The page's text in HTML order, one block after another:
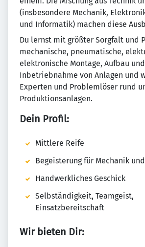
(insbesondere Mechanik,
und Informatik) machen diese
Du lernst mit größter Sorgfalt und
mechanische, pneumatische,
elektronische Montage, Aufbau und
Inbetriebnahme von Anlagen und
Experten und Problemlöser rund
Produktionsanlagen.
Dein Profil:
Mittlere Reife
Begeisterung für Mechanik
Handwerkliches Geschick
Selbständigkeit, Teamgeist,
Einsatzbereitschaft
Wir bieten Dir: